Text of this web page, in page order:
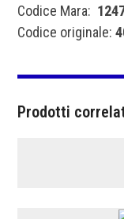
Codice Mara:
Codice originale:
Prodotti